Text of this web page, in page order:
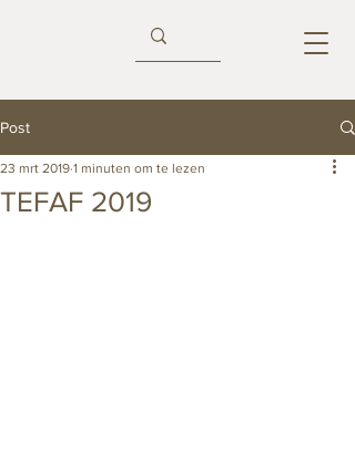
Post
TEFAF 2019
23 mrt 2019 1 minuten om te lezen